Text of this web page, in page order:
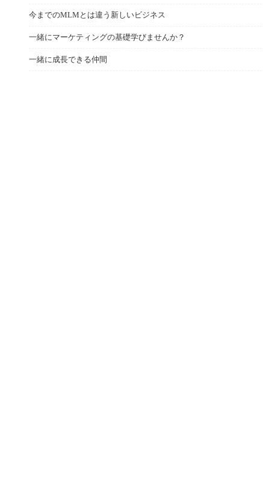
今までのMLMとは違う新しいビジネス
一緒にマーケティングの基礎学びませんか？
一緒に成長できる仲間